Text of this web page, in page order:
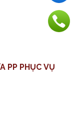
PP PHỤC VỤ